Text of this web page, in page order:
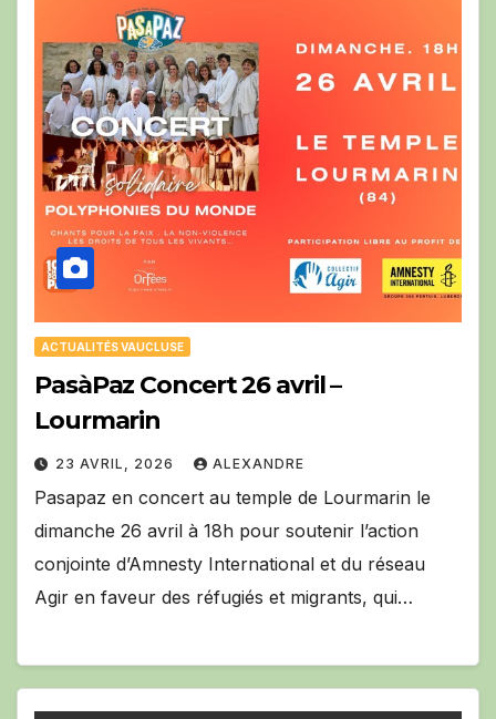
ACTUALITÉS VAUCLUSE
PasàPaz Concert 26 avril –
Lourmarin
23 AVRIL, 2026 ALEXANDRE
Pasapaz en concert au temple de Lourmarin le
dimanche 26 avril à 18h pour soutenir l’action
conjointe d’Amnesty International et du réseau
Agir en faveur des réfugiés et migrants, qui…